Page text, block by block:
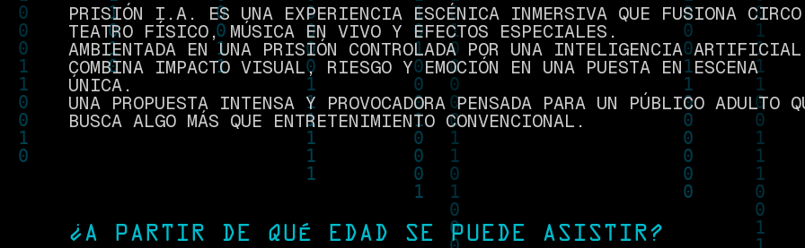
PRISIÓN I.A. ES UNA EXPERIENCIA ESCÉNICA INMERSIVA QUE FUSIONA
TEATRO FÍSICO, MÚSICA EN VIVO Y EFECTOS ESPECIALES.
AMBIENTADA EN UNA PRISIÓN CONTROLADA POR UNA INTELIGENCIA
COMBINA IMPACTO VISUAL, RIESGO Y EMOCIÓN EN UNA PUESTA EN ESCENA
ÚNICA.
UNA PROPUESTA INTENSA Y PROVOCADORA PENSADA PARA UN PÚBLICO ADULTO
BUSCA ALGO MÁS QUE ENTRETENIMIENTO CONVENCIONAL.
¿A PARTIR DE QUÉ EDAD SE PUEDE ASISTIR?